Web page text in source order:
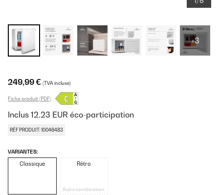
+3
249,99 € (TVA incluse)
Fiche produit (PDF)
Inclus 12.23 EUR éco-participation
RÉF PRODUIT: 10046483
VARIANTES:
Classique Rétro
Autre combinaison